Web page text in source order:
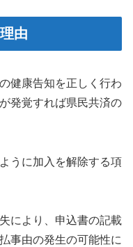
由
健康告知を正しく行わ
発覚すれば県民共済の
うに加入を解除する項
により、申込書の記載
事由の発生の可能性に